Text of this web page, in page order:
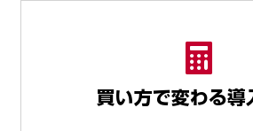
買い方で変わる導